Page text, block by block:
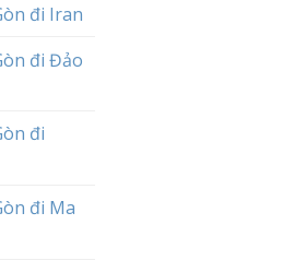
đi Iran
đi Đảo
đi
đi Ma